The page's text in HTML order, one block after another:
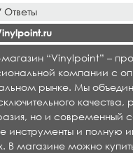
магазин “Vinylpoint” –
компании с
рынке. Мы
качества,
но и современный
инструменты и
В магазине можно